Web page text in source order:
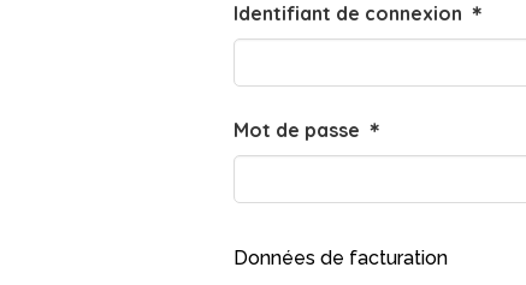
Identifiant de connexion ＊
Mot de passe ＊
Données de facturation